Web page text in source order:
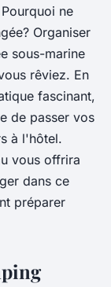
ne
Organiser
sous-marine
rêviez. En
fascinant,
de passer vos
à l'hôtel.
vous offrira
dans ce
préparer